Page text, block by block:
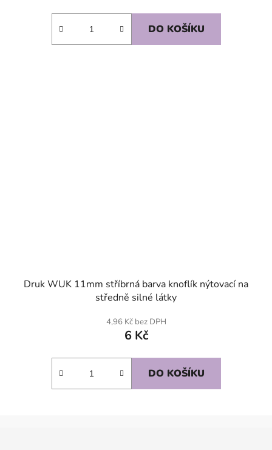
DO KOŠÍKU
Druk WUK 11mm stříbrná barva knoflík nýtovací na
středně silné látky
4,96 Kč bez DPH
6 Kč
DO KOŠÍKU